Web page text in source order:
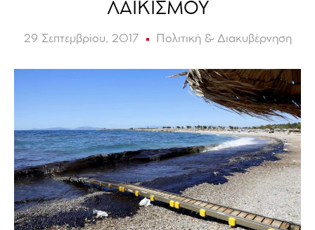
ΛΑΪΚΙΣΜΟΥ
29 Σεπτεμβρίου, 2017 Πολιτική & Διακυβέρνηση